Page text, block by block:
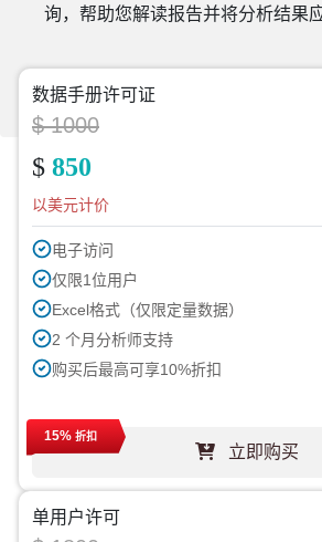
询，帮助您解读报告并将分析结果
数据手册许可证
$ 1000
$ 850
以美元计价
电子访问
仅限1位用户
Excel格式（仅限定量数据）
2 个月分析师支持
购买后最高可享10%折扣
15% 折扣
立即购买
单用户许可